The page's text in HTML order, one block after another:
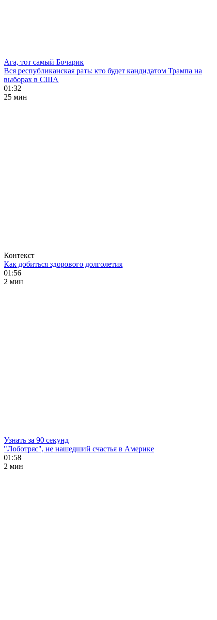
Ага, тот самый Бочарик
Вся республиканская рать: кто будет кандидатом Трампа на
выборах в США
01:32
25 мин
Контекст
Как добиться здорового долголетия
01:56
2 мин
Узнать за 90 секунд
"Лоботряс", не нашедший счастья в Америке
01:58
2 мин